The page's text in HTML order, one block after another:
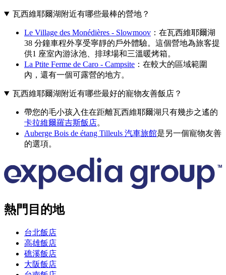
瓦西維耶爾湖附近有哪些最棒的營地？
Le Village des Monédières - Slowmoov ：在瓦西維耶爾湖
38 分鐘車程外享受寧靜的戶外體驗。這個營地為旅客提
供1 座室內游泳池、排球場和三溫暖烤箱。
La Ptite Ferme de Caro - Campsite ：在較大的區域範圍
內，還有一個可露營的地方。
瓦西維耶爾湖附近有哪些最好的寵物友善飯店？
帶您的毛小孩入住在距離瓦西維耶爾湖只有幾步之遙的
卡拉維爾羅吉斯飯店。
Auberge Bois de étang Tilleuls 汽車旅館是另一個寵物友善
的選項。
熱門目的地
台北飯店
高雄飯店
礁溪飯店
大阪飯店